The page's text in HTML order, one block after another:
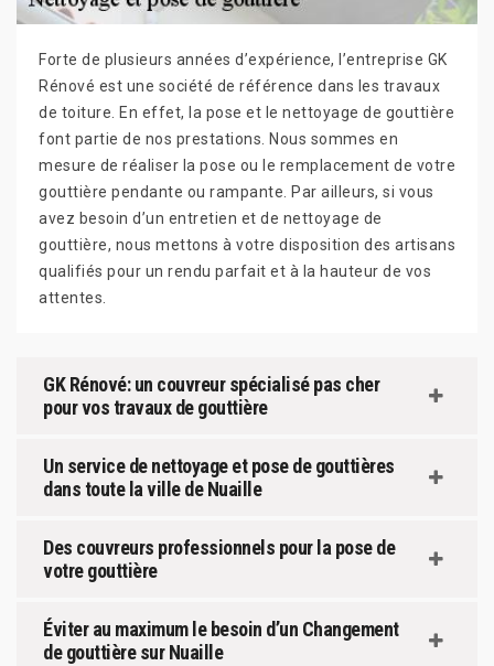
Forte de plusieurs années d’expérience, l’entreprise GK
Rénové est une société de référence dans les travaux
de toiture. En effet, la pose et le nettoyage de gouttière
font partie de nos prestations. Nous sommes en
mesure de réaliser la pose ou le remplacement de votre
gouttière pendante ou rampante. Par ailleurs, si vous
avez besoin d’un entretien et de nettoyage de
gouttière, nous mettons à votre disposition des artisans
qualifiés pour un rendu parfait et à la hauteur de vos
attentes.
GK Rénové: un couvreur spécialisé pas cher
pour vos travaux de gouttière
Un service de nettoyage et pose de gouttières
dans toute la ville de Nuaille
Des couvreurs professionnels pour la pose de
votre gouttière
Éviter au maximum le besoin d’un Changement
de gouttière sur Nuaille